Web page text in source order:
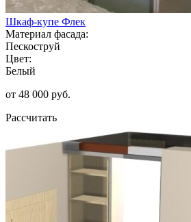
Шкаф-купе Флек
Материал фасада:
Пескоструй
Цвет:
Белый
от 48 000 руб.
Рассчитать